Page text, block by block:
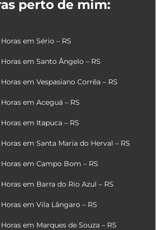
perto de mim:
em Sério – RS
em Santo Ângelo – RS
em Vespasiano Corrêa – RS
em Aceguá – RS
em Itapuca – RS
em Santa Maria do Herval – RS
em Campo Bom – RS
em Barra do Rio Azul – RS
em Vila Lângaro – RS
em Marques de Souza – RS